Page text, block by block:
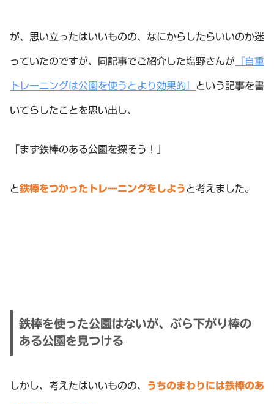
が、思い立ったはいいものの、なにからしたらいいのか迷
っていたのですが、同記事でご紹介した塩野さんが 『自重
トレーニングは公園を使うとより効果的』 という記事を書
いてらしたことを思い出し、
「まず鉄棒のある公園を探そう！」
と鉄棒をつかったトレーニングをしようと考えました。
鉄棒を使った公園はないが、ぶら下がり棒の
ある公園を見つける
しかし、考えたはいいものの、 うちのまわりには鉄棒のあ